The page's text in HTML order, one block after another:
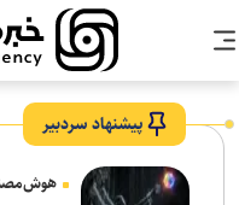
پیشنهاد سردبیر